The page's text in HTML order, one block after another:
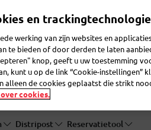
Pakjes verzenden Post verzenden
Distripost Reservatietool
en
werking van zijn websites en
te bieden of door derden te laten
knop, geeft u uw toestemming
kunt u op de link “Cookie-instellingen”
alleen de cookies geplaatst die strikt
cookies.